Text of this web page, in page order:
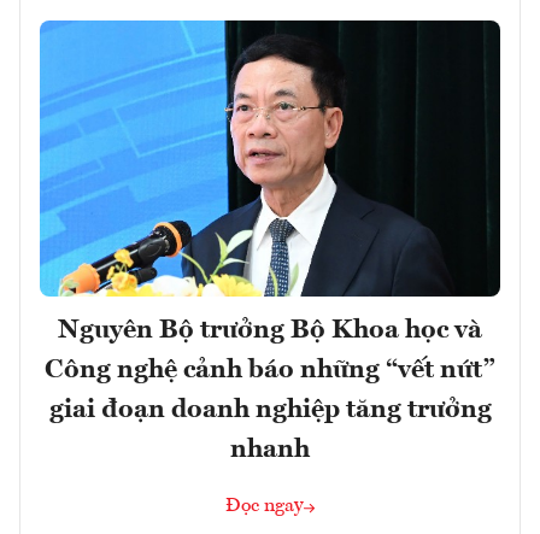
Nguyên Bộ trưởng Bộ Khoa học và
Công nghệ cảnh báo những “vết nứt”
giai đoạn doanh nghiệp tăng trưởng
nhanh
Đọc ngay